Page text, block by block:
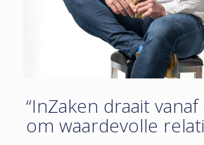
“InZaken draait
om waardevolle